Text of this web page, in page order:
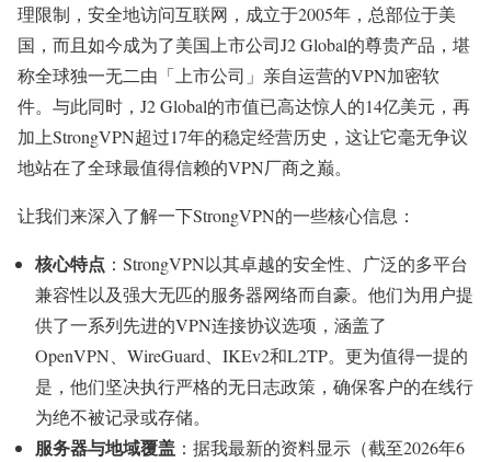
理限制，安全地访问互联网，成立于2005年，总部位于美
国，而且如今成为了美国上市公司J2 Global的尊贵产品，堪
称全球独一无二由「上市公司」亲自运营的VPN加密软
件。与此同时，J2 Global的市值已高达惊人的14亿美元，再
加上StrongVPN超过17年的稳定经营历史，这让它毫无争议
地站在了全球最值得信赖的VPN厂商之巅。
让我们来深入了解一下StrongVPN的一些核心信息：
核心特点 ：StrongVPN以其卓越的安全性、广泛的多平台
兼容性以及强大无匹的服务器网络而自豪。他们为用户提
供了一系列先进的VPN连接协议选项，涵盖了
OpenVPN、WireGuard、IKEv2和L2TP。更为值得一提的
是，他们坚决执行严格的无日志政策，确保客户的在线行
为绝不被记录或存储。
服务器与地域覆盖 ：据我最新的资料显示（截至2026年6